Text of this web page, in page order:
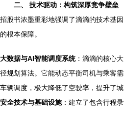
二、 技术驱动：构筑深厚竞争壁垒
招股书浓墨重彩地强调了滴滴的技术基
的根本保障。
大数据与AI智能调度系统：滴滴的核心
径规划算法。它能动态平衡司机与乘客
车辆调度，极大降低了空驶率，提升了城
安全技术与基础设施：建立了包含行程